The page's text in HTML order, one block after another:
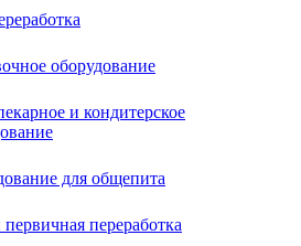
оборудование
и кондитерское
для общепита
переработка